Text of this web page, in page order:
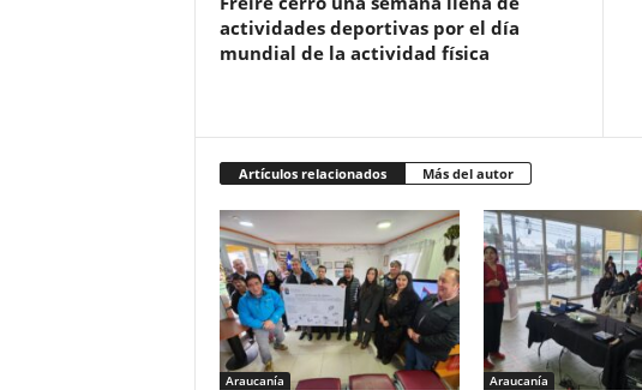
actividades deportivas por el día
mundial de la actividad física
Artículos relacionados Más del autor
Araucanía Araucanía